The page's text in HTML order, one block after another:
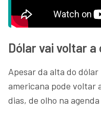
Dólar vai voltar a
Apesar da alta do
americana pode voltar
dias, de olho na